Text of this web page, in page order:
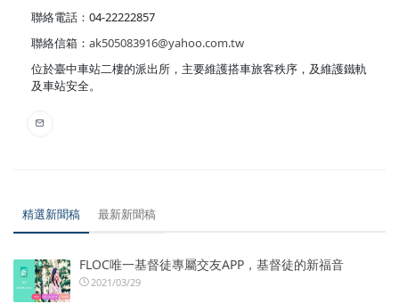
聯絡電話：04-22222857
聯絡信箱： ak505083916@yahoo.com.tw
位於臺中車站二樓的派出所，主要維護搭車旅客秩序，及維護鐵軌
及車站安全。
精選新聞稿 最新新聞稿
FLOC唯一基督徒專屬交友APP，基督徒的新福音
2021/03/29